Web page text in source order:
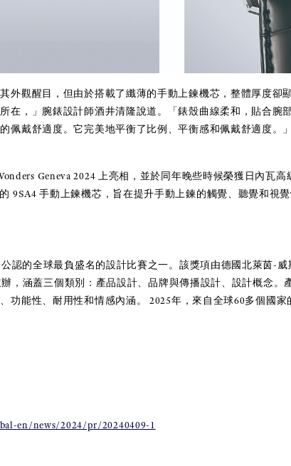
外觀醒目，但由於搭載了纖薄的手動上鍊機芯，整體厚度卻
在，」腕錶設計師酒井清隆說道。
「錶殼曲線柔和，貼合腕
佩戴舒適度。它完美地平衡了比例、平衡感和佩戴舒適度。」
Geneva 2024 上亮相，並於同年晚些時候榮獲日內瓦高
的 9SA4手動上鍊機芯，旨在提升手動上鍊的觸覺、聽覺和視覺
認的全球最負盛名的設計比賽之一。該獎項由德國北萊茵-威
，涵蓋三個類別： 產品設計、品牌與傳播設計、設計概念。
功能性、耐用性和情感內涵。
2025年，來自全球60多個國家
en/news/2024/pr/20240409-1